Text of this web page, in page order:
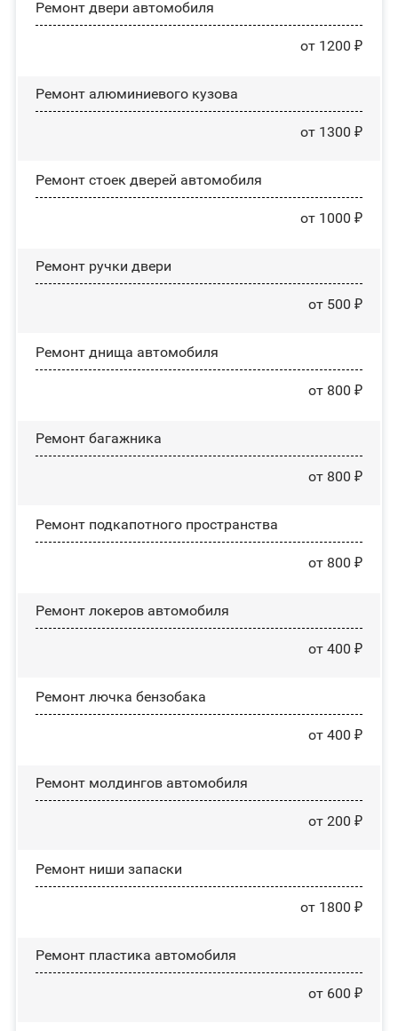
Ремонт двери автомобиля
от 1200 ₽
Ремонт алюминиевого кузова
от 1300 ₽
Ремонт стоек дверей автомобиля
от 1000 ₽
Ремонт ручки двери
от 500 ₽
Ремонт днища автомобиля
от 800 ₽
Ремонт багажника
от 800 ₽
Ремонт подкапотного пространства
от 800 ₽
Ремонт лoĸepoв автомобиля
от 400 ₽
Ремонт лючка бензобака
от 400 ₽
Ремонт молдингов автомобиля
от 200 ₽
Ремонт ниши запаски
от 1800 ₽
Ремонт пластика автомобиля
от 600 ₽